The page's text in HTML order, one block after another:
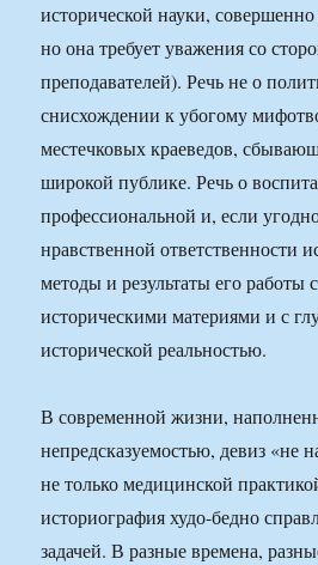
исторической науки,
но она требует уважения со
преподавателей). Речь не о
снисхождении к убогому
местечковых краеведов,
широкой публике. Речь о
профессиональной и, если
нравственной ответственности
методы и результаты его работы
историческими материями и с
исторической реальностью.
В современной жизни,
непредсказуемостью, девиз «не
не только медицинской
историография худо-бедно
задачей. В разные времена,